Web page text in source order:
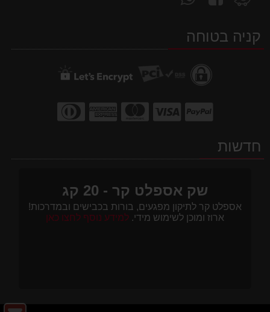
אותנו
Waze
אחרינו
facebookקניה בטוחה
חדשות
שק אספלט קר - 20 קג
אספלט קר לתיקון מפגעים, בורות בכבישים ובמדרכות!
ארוז ומוכן לשימוש מידי. למידע נוסף לחצו כאן